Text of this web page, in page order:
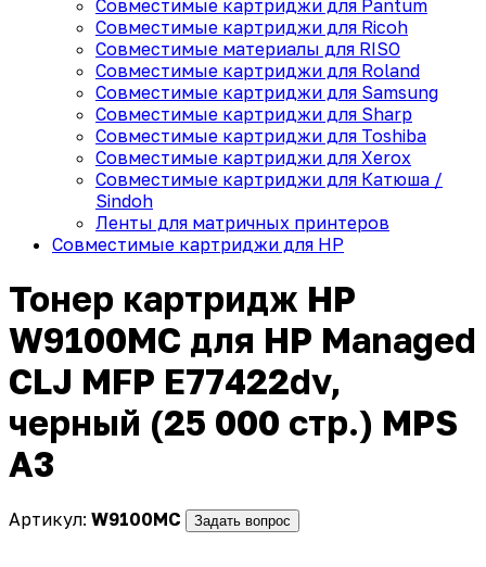
Совместимые картриджи для Pantum
Совместимые картриджи для Ricoh
Совместимые материалы для RISO
Совместимые картриджи для Roland
Совместимые картриджи для Samsung
Совместимые картриджи для Sharp
Совместимые картриджи для Toshiba
Совместимые картриджи для Xerox
Совместимые картриджи для Катюша /
Sindoh
Ленты для матричных принтеров
Совместимые картриджи для HP
Тонер картридж HP
W9100MC для HP Managed
CLJ MFP E77422dv,
черный (25 000 стр.) MPS
A3
Артикул: W9100MC Задать вопрос